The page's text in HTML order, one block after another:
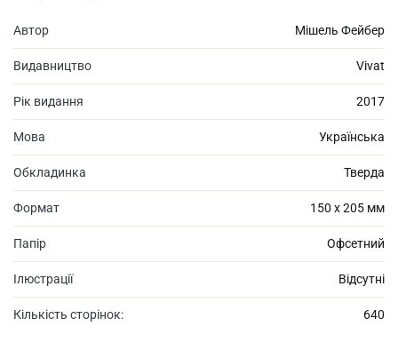
Автор Мішель Фейбер
Видавництво Vivat
Рік видання 2017
Мова Українська
Обкладинка Тверда
Формат 150 х 205 мм
Папір Офсетний
Ілюстрації Відсутні
Кількість сторінок: 640